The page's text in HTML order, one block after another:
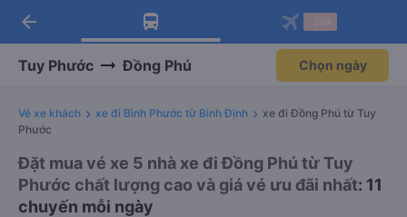
Tải app Vexere ngay!
Nhận ưu đãi thành viên độc
Mở app
Tải app Vexere
-30k/ghế khi đặt vé máy bay qua
Mở app
arrow_back
Tuy Phước Đồng Phú Chọn ngày
Vé xe khách xe đi Bình Phước từ Bình Định
xe đi Đồng Phú từ Tuy
Phước
Đặt mua vé xe 5 nhà xe đi Đồng Phú từ Tuy
Phước chất lượng cao và giá vé ưu đãi nhất: 11
chuyến mỗi ngày